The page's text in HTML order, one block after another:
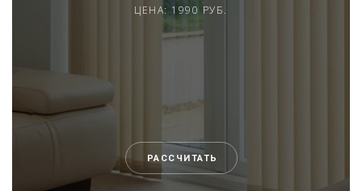
ЦЕНА: 1990 РУБ.
РАССЧИТАТЬ